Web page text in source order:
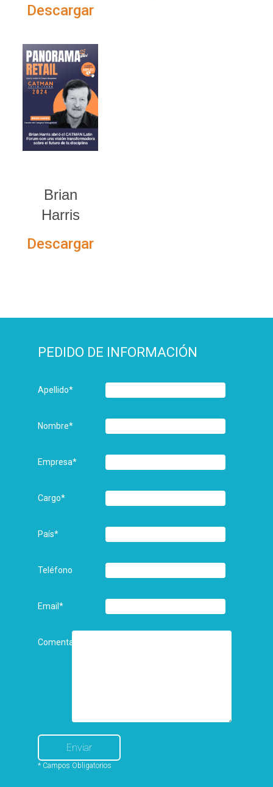
Descargar
Brian
Harris
Descargar
PEDIDO DE INFORMACIÓN
Apellido*
Nombre*
Empresa*
Cargo*
País*
Teléfono
Email*
Comentarios
* Campos Obligatorios